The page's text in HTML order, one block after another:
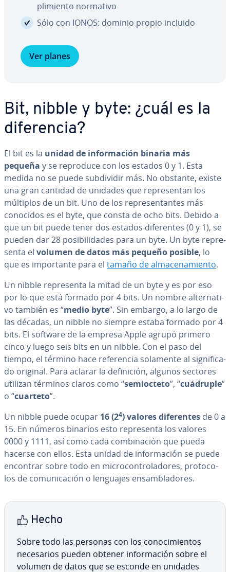
pli­mie­n­to normativo
Sólo con IONOS: dominio propio incluido
Ver planes
Bit, nibble y byte: ¿cuál es la
di­fe­re­n­cia?
El bit es la unidad de in­fo­r­ma­ción binaria más
pequeña y se reproduce con los estados 0 y 1. Esta
medida no se puede su­b­di­vi­dir más. No obstante, existe
una gran cantidad de unidades que re­pre­se­n­tan los
múltiplos de un bit. Uno de los re­pre­se­n­ta­n­tes más
conocidos es el byte, que consta de ocho bits. Debido a
que un bit puede tener dos estados di­fe­re­n­tes (0 y 1), se
pueden dar 28 po­si­bi­li­da­des para un byte. Un byte re­pre­
se­n­ta el volumen de datos más pequeño posible, lo
que es im­po­r­ta­n­te para el tamaño de al­ma­ce­na­mie­n­to.
Un nibble re­pre­se­n­ta la mitad de un byte y es por eso
por lo que está formado por 4 bits. Un nombre al­te­r­na­ti­
vo también es “medio byte”. Sin embargo, a lo largo de
las décadas, un nibble no siempre estaba formado por 4
bits. El software de la empresa Apple agrupó primero
cinco y luego seis bits en un nibble. Con el paso del
tiempo, el término hace re­fe­re­n­cia solamente al si­g­ni­fi­ca­
do original. Para aclarar la de­fi­ni­ción, algunos sectores
utilizan términos claros como “se­mioc­te­to”, “cuádruple”
o “cuarteto”.
Un nibble puede ocupar 16 (24) valores di­fe­re­n­tes de 0 a
15. En números binarios esto re­pre­se­n­ta los valores
0000 y 1111, así como cada co­m­bi­na­ción que pueda
hacerse con ellos. Esta unidad de in­fo­r­ma­ción se puede
encontrar sobre todo en mi­cro­co­n­tro­la­do­res, pro­to­co­
los de co­mu­ni­ca­ción o lenguajes en­sa­m­bla­do­res.
Hecho
Sobre todo las personas con los co­no­ci­mie­n­tos
ne­ce­sa­rios pueden obtener in­fo­r­ma­ción sobre el
volumen de datos que se esconde en unidades